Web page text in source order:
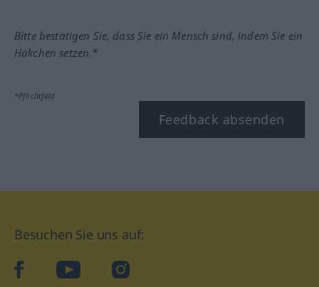
Bitte bestätigen Sie, dass Sie ein Mensch sind, indem Sie ein
Häkchen setzen.*
*Pflichtfeld
Feedback absenden
Besuchen Sie uns auf:
facebookYouTube Instagram